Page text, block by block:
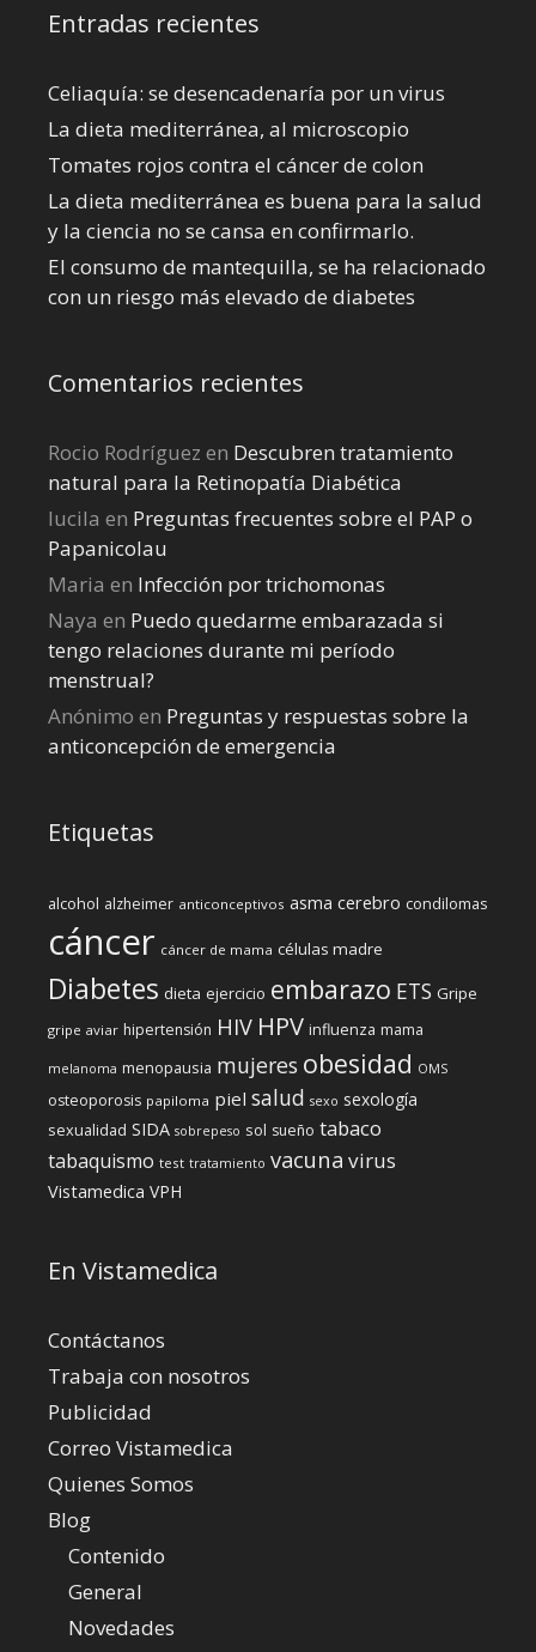
Entradas recientes
Celiaquía: se desencadenaría por un virus
La dieta mediterránea, al microscopio
Tomates rojos contra el cáncer de colon
La dieta mediterránea es buena para la salud
y la ciencia no se cansa en confirmarlo.
El consumo de mantequilla, se ha relacionado
con un riesgo más elevado de diabetes
Comentarios recientes
Rocio Rodríguez en Descubren tratamiento
natural para la Retinopatía Diabética
lucila en Preguntas frecuentes sobre el PAP o
Papanicolau
Maria en Infección por trichomonas
Naya en Puedo quedarme embarazada si
tengo relaciones durante mi perí­odo
menstrual?
Anónimo en Preguntas y respuestas sobre la
anticoncepción de emergencia
Etiquetas
alcohol alzheimer anticonceptivos asma cerebro condilomas
cáncer cáncer de mama células madre
Diabetes dieta ejercicio embarazo ETS Gripe
gripe aviar hipertensión HIV HPV influenza mama
melanoma menopausia mujeres obesidad OMS
osteoporosis papiloma piel salud sexo sexología
sexualidad SIDA sobrepeso sol sueño tabaco
tabaquismo test tratamiento vacuna virus
Vistamedica VPH
En Vistamedica
Contáctanos
Trabaja con nosotros
Publicidad
Correo Vistamedica
Quienes Somos
Blog
Contenido
General
Novedades